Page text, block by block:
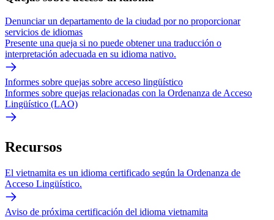
Denunciar un departamento de la ciudad por no proporcionar
servicios de idiomas
Presente una queja si no puede obtener una traducción o
interpretación adecuada en su idioma nativo.
Informes sobre quejas sobre acceso lingüístico
Informes sobre quejas relacionadas con la Ordenanza de Acceso
Lingüístico (LAO)
Recursos
El vietnamita es un idioma certificado según la Ordenanza de
Acceso Lingüístico.
Aviso de próxima certificación del idioma vietnamita